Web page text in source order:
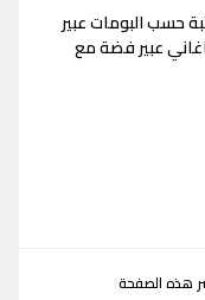
حسب البومات عبير
عبير فضة مع
هذه الصفحة